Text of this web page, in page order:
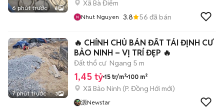
6 phút trước 6
Xã Bà Điểm
Nhut Nguyen 3.8 56 đã bán
7 phút trước 3
🔥 CHÍNH CHỦ BÁN ĐẤT TÁI ĐỊNH CƯ
BẢO NINH – VỊ TRÍ ĐẸP 🔥
Đất thổ cư Ngang 5 m
1,45 tỷ 15 tr/m² 100 m²
Xã Bảo Ninh (P. Đồng Hới mới)
源Newstar